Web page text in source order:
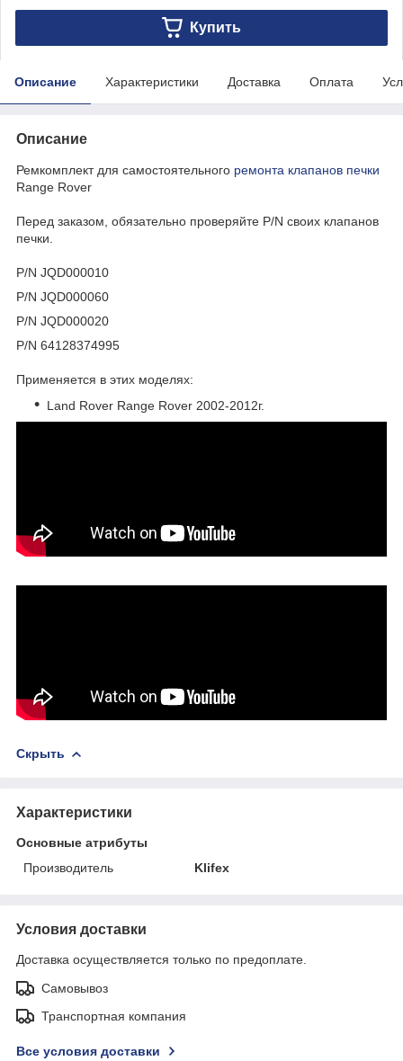
Купить
Описание Характеристики Доставка Оплата
Описание
Ремкомплект для самостоятельного ремонта клапанов печки
Range Rover
Перед заказом, обязательно проверяйте P/N своих клапанов
печки.
P/N JQD000010
P/N JQD000060
P/N JQD000020
P/N 64128374995
Применяется в этих моделях:
Land Rover Range Rover 2002-2012г.
Скрыть
Характеристики
Основные атрибуты
Производитель
Klifex
Условия доставки
Доставка осуществляется только по предоплате.
Самовывоз
Транспортная компания
Все условия доставки